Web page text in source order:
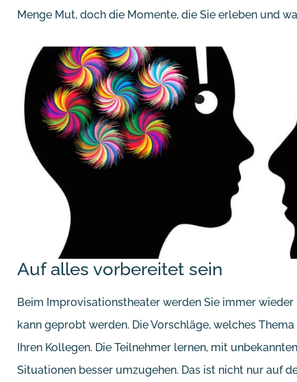
Menge Mut, doch die Momente, die Sie erleben und
Auf alles vorbereitet sein
Beim Improvisationstheater werden Sie immer
kann geprobt werden. Die Vorschläge, welches
Ihren Kollegen. Die Teilnehmer lernen, mit
Situationen besser umzugehen. Das ist nicht nur auf